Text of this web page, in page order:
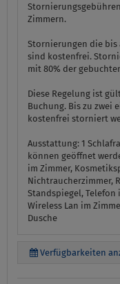
Zimmern.
Stornierungen die bis
sind kostenfrei.
mit 80% der
Diese Regelung ist
Buchung. Bis zu zwei
kostenfrei storniert
Ausstattung: 1
können geöffnet
im Zimmer,
Nichtraucherzimmer,
Standspiegel, Telefon
Wireless Lan im
Dusche
Verfügbarkeiten